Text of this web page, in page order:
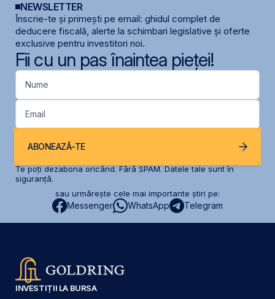
NEWSLETTER
Înscrie-te și primești pe email: ghidul complet de
deducere fiscală, alerte la schimbari legislative și oferte
exclusive pentru investitori noi.
Fii cu un pas înaintea pieței!
Nume
Email
ABONEAZĂ-TE
Te poți dezabona oricând. Fără SPAM. Datele tale sunt în
siguranță.
sau urmărește cele mai importante știri pe:
Messenger WhatsApp Telegram
INVESTIȚII LA BURSA